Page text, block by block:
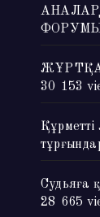
30 153
Судьяға
28 665